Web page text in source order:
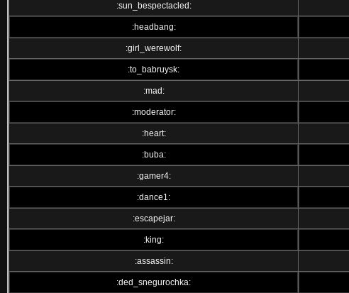
:sun_bespectacled:
:headbang:
:girl_werewolf:
:to_babruysk:
:mad:
:moderator:
:heart:
:buba:
:gamer4:
:dance1:
:escapejar:
:king:
:assassin:
:ded_snegurochka: